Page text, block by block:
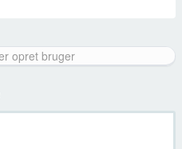
opret bruger